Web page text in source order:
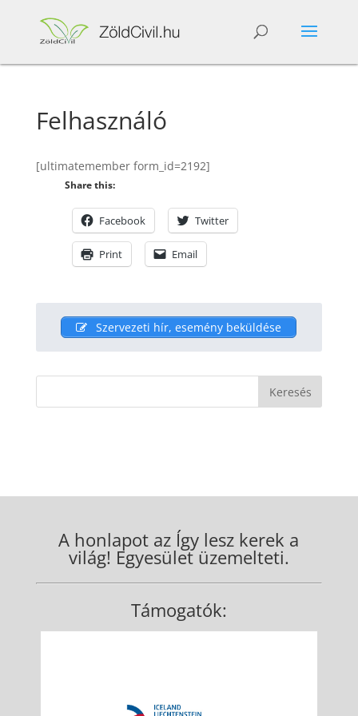
Felhasználó
[ultimatemember form_id=2192]
Share this:
Facebook Twitter
Print Email
Szervezeti hír, esemény beküldése
A honlapot az Így lesz kerek a
világ! Egyesület üzemelteti.
Támogatók: